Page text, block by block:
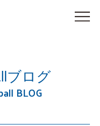
ブログ
BLOG